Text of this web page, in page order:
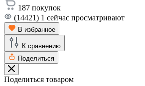
187 покупок
(14421) 1 сейчас просматривают
В избранное
К сравнению
Поделиться
Поделиться товаром